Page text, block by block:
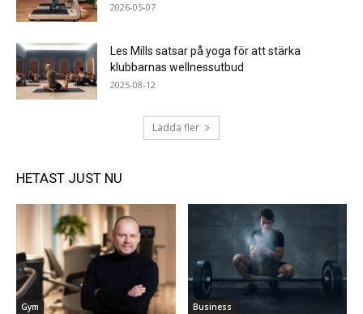
2026-05-07
Les Mills satsar på yoga för att stärka
klubbarnas wellnessutbud
2025-08-12
Ladda fler
HETAST JUST NU
Gym Business